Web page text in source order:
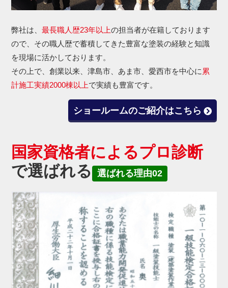
弊社は、最長職人歴23年以上の担当者が在籍しております
ので、その職人歴で蓄積してきた豊富な塗装の経験と知識
を現場に活かしております。
その上で、創業以来、津島市、あま市、愛西市を中心に 累
計施工実績2000棟以上で実績も豊富です。
ショールームのご紹介はこちら
国家資格者によるプロ診断
で選ばれる 選ばれる理由02